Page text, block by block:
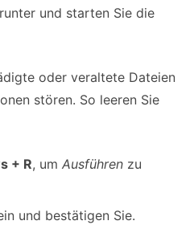
und starten Sie die
oder veraltete Dateien
stören. So leeren Sie
+ R, um Ausführen zu
und bestätigen Sie.